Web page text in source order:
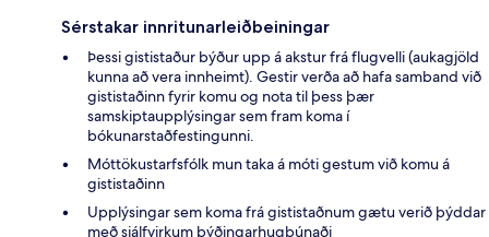
Sérstakar innritunarleiðbeiningar
Þessi gististaður býður upp á akstur frá flugvelli (aukagjöld
kunna að vera innheimt). Gestir verða að hafa samband við
gististaðinn fyrir komu og nota til þess þær
samskiptaupplýsingar sem fram koma í
bókunarstaðfestingunni.
Móttökustarfsfólk mun taka á móti gestum við komu á
gististaðinn
Upplýsingar sem koma frá gististaðnum gætu verið þýddar
með sjálfvirkum þýðingarhugbúnaði